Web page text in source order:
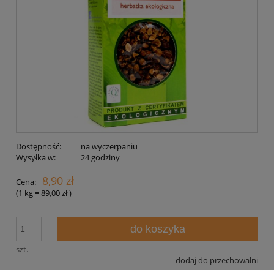
Dostępność:
na wyczerpaniu
Wysyłka w:
24 godziny
Cena: 8,90 zł
(1 kg=89,00 zł)
szt.
do koszyka
dodaj do przechowalni